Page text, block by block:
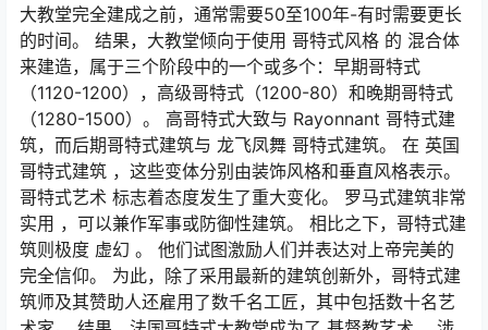
大教堂完全建成之前，通常需要50至100年-有时需要更长
的时间。 结果，大教堂倾向于使用 哥特式风格 的 混合体
来建造，属于三个阶段中的一个或多个：早期哥特式
（1120-1200），高级哥特式（1200-80）和晚期哥特式
（1280-1500）。 高哥特式大致与 Rayonnant 哥特式建
筑，而后期哥特式建筑与 龙飞凤舞 哥特式建筑。 在 英国
哥特式建筑 ，这些变体分别由装饰风格和垂直风格表示。
哥特式艺术 标志着态度发生了重大变化。 罗马式建筑非常
实用 ，可以兼作军事或防御性建筑。 相比之下，哥特式建
筑则极度 虚幻 。 他们试图激励人们并表达对上帝完美的
完全信仰。 为此，除了采用最新的建筑创新外，哥特式建
筑师及其赞助人还雇用了数千名工匠，其中包括数十名艺